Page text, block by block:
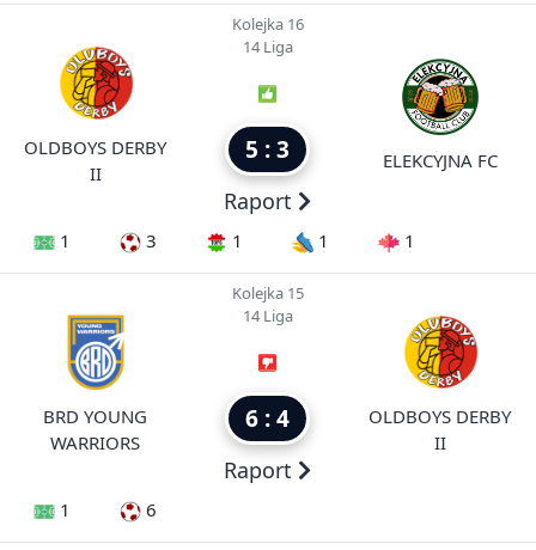
OLDBOYS DERBY
II
Kolejka 16
14 Liga
5 : 3
Raport
ELEKCYJNA FC
1 3 1 1 1
BRD YOUNG
WARRIORS
Kolejka 15
14 Liga
6 : 4
Raport
OLDBOYS DERBY
II
1 6